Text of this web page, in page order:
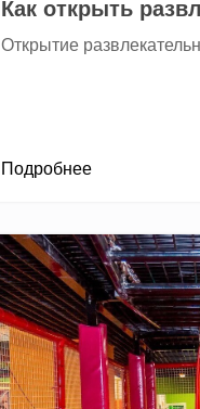
Как открыть
Открытие
Подробнее